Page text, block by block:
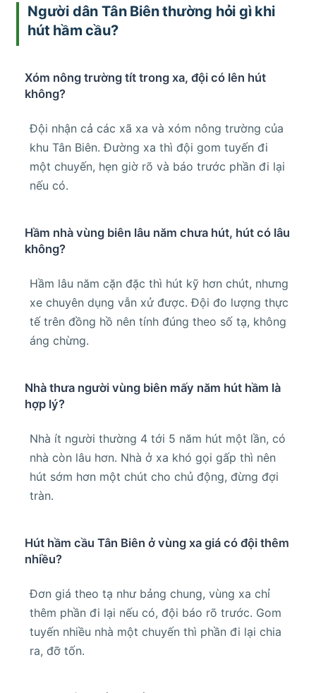
Người dân Tân Biên thường hỏi gì khi
hút hầm cầu?
Xóm nông trường tít trong xa, đội có lên hút
không?
Đội nhận cả các xã xa và xóm nông trường của
khu Tân Biên. Đường xa thì đội gom tuyến đi
một chuyến, hẹn giờ rõ và báo trước phần đi lại
nếu có.
Hầm nhà vùng biên lâu năm chưa hút, hút có lâu
không?
Hầm lâu năm cặn đặc thì hút kỹ hơn chút, nhưng
xe chuyên dụng vẫn xử được. Đội đo lượng thực
tế trên đồng hồ nên tính đúng theo số tạ, không
áng chừng.
Nhà thưa người vùng biên mấy năm hút hầm là
hợp lý?
Nhà ít người thường 4 tới 5 năm hút một lần, có
nhà còn lâu hơn. Nhà ở xa khó gọi gấp thì nên
hút sớm hơn một chút cho chủ động, đừng đợi
tràn.
Hút hầm cầu Tân Biên ở vùng xa giá có đội thêm
nhiều?
Đơn giá theo tạ như bảng chung, vùng xa chỉ
thêm phần đi lại nếu có, đội báo rõ trước. Gom
tuyến nhiều nhà một chuyến thì phần đi lại chia
ra, đỡ tốn.